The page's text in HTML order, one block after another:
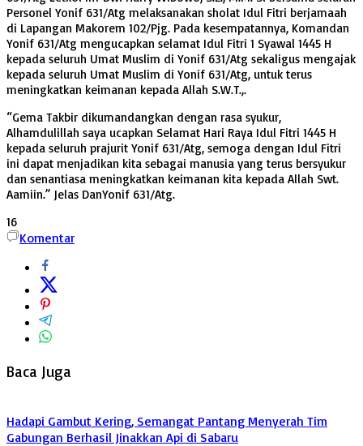
Personel Yonif 631/Atg melaksanakan sholat Idul Fitri berjamaah
di Lapangan Makorem 102/Pjg. Pada kesempatannya, Komandan
Yonif 631/Atg mengucapkan selamat Idul Fitri 1 Syawal 1445 H
kepada seluruh Umat Muslim di Yonif 631/Atg sekaligus mengajak
kepada seluruh Umat Muslim di Yonif 631/Atg, untuk terus
meningkatkan keimanan kepada Allah S.W.T.,.
“Gema Takbir dikumandangkan dengan rasa syukur,
Alhamdulillah saya ucapkan Selamat Hari Raya Idul Fitri 1445 H
kepada seluruh prajurit Yonif 631/Atg, semoga dengan Idul Fitri
ini dapat menjadikan kita sebagai manusia yang terus bersyukur
dan senantiasa meningkatkan keimanan kita kepada Allah Swt.
Aamiin.” Jelas DanYonif 631/Atg.
16
Komentar
Baca Juga
Hadapi Gambut Kering, Semangat Pantang Menyerah Tim
Gabungan Berhasil Jinakkan Api di Sabaru